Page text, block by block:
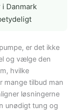
Danmark
er det ikke
og vælge den
hvilke
mange tilbud man
løsningerne
unødigt tung og